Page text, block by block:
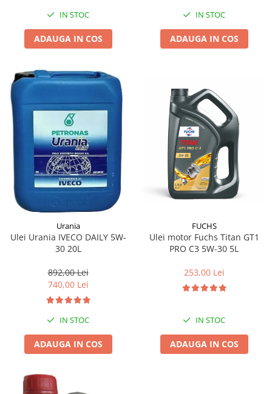
IN STOC
ADAUGA IN COS
IN STOC
ADAUGA IN COS
Urania
Ulei Urania IVECO DAILY 5W-
30 20L
892,00 Lei
740,00 Lei
IN STOC
ADAUGA IN COS
FUCHS
Ulei motor Fuchs Titan GT1
PRO C3 5W-30 5L
253,00 Lei
IN STOC
ADAUGA IN COS